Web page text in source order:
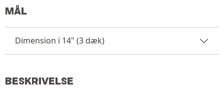
MÅL
Dimension i 14" (3 dæk)
BESKRIVELSE